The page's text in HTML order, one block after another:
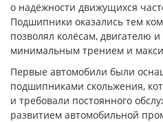
о надёжности движущихся
Подшипники оказались тем
позволял колёсам, двигателю
минимальным трением и
Первые автомобили были
подшипниками скольжения,
и требовали постоянного
развитием автомобильной